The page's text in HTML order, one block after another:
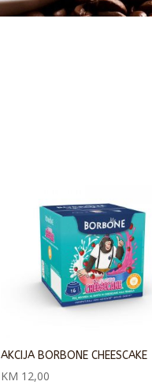
AKCIJA BORBONE CHEESCAKE
KM 12,00